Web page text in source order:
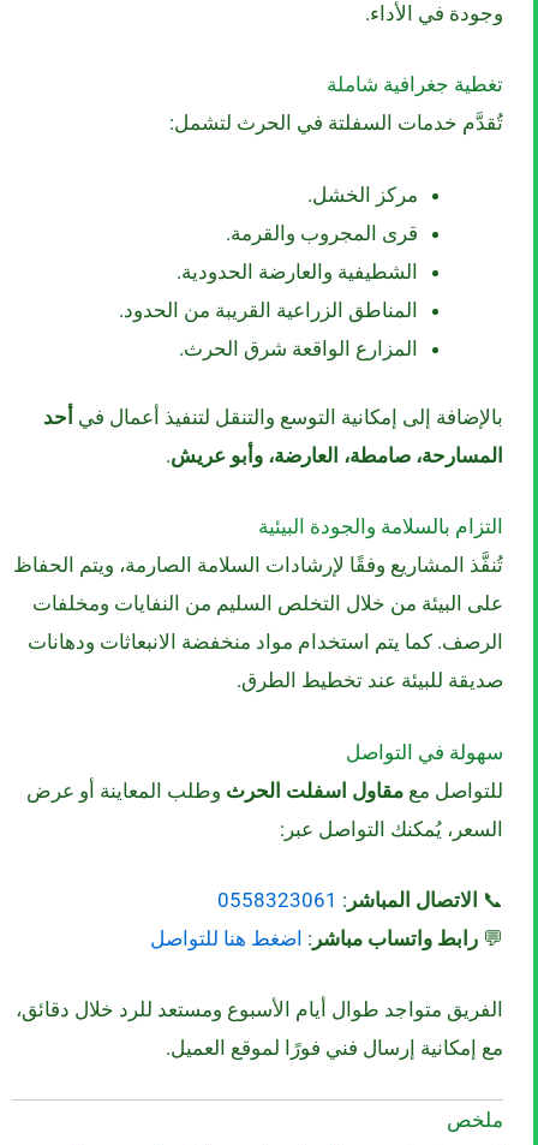
وجودة في الأداء.
تغطية جغرافية شاملة
تُقدَّم خدمات السفلتة في الحرث لتشمل:
مركز الخشل.
قرى المجروب والقرمة.
الشطيفية والعارضة الحدودية.
المناطق الزراعية القريبة من الحدود.
المزارع الواقعة شرق الحرث.
بالإضافة إلى إمكانية التوسع والتنقل لتنفيذ أعمال في أحد
المسارحة، صامطة، العارضة، وأبو عريش.
التزام بالسلامة والجودة البيئية
تُنفَّذ المشاريع وفقًا لإرشادات السلامة الصارمة، ويتم الحفاظ
على البيئة من خلال التخلص السليم من النفايات ومخلفات
الرصف. كما يتم استخدام مواد منخفضة الانبعاثات ودهانات
صديقة للبيئة عند تخطيط الطرق.
سهولة في التواصل
للتواصل مع مقاول اسفلت الحرث وطلب المعاينة أو عرض
السعر، يُمكنك التواصل عبر:
📞 الاتصال المباشر :
0558323061
💬 رابط واتساب مباشر : اضغط هنا للتواصل
الفريق متواجد طوال أيام الأسبوع ومستعد للرد خلال دقائق،
مع إمكانية إرسال فني فورًا لموقع العميل.
ملخص